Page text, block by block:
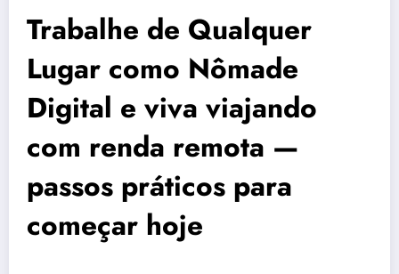
Trabalhe de Qualquer
Lugar como Nômade
Digital e viva viajando
com renda remota —
passos práticos para
começar hoje